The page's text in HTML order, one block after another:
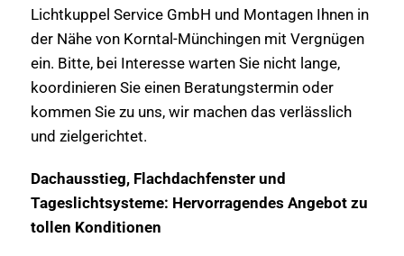
Lichtkuppel Service GmbH und Montagen Ihnen in
der Nähe von Korntal-Münchingen mit Vergnügen
ein. Bitte, bei Interesse warten Sie nicht lange,
koordinieren Sie einen Beratungstermin oder
kommen Sie zu uns, wir machen das verlässlich
und zielgerichtet.
Dachausstieg, Flachdachfenster und
Tageslichtsysteme: Hervorragendes Angebot zu
tollen Konditionen